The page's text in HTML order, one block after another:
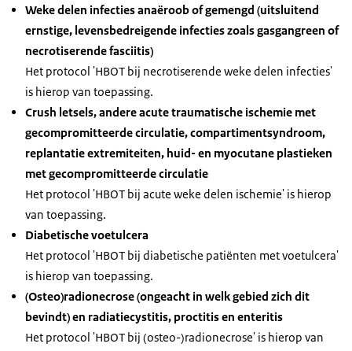
Weke delen infecties anaëroob of gemengd (uitsluitend
ernstige, levensbedreigende infecties zoals gasgangreen of
necrotiserende fasciitis)
Het protocol 'HBOT bij necrotiserende weke delen infecties'
is hierop van toepassing.
Crush letsels, andere acute traumatische ischemie met
gecompromitteerde circulatie, compartimentsyndroom,
replantatie extremiteiten, huid- en myocutane plastieken
met gecompromitteerde circulatie
Het protocol 'HBOT bij acute weke delen ischemie' is hierop
van toepassing.
Diabetische voetulcera
Het protocol 'HBOT bij diabetische patiënten met voetulcera'
is hierop van toepassing.
(Osteo)radionecrose (ongeacht in welk gebied zich dit
bevindt) en radiatiecystitis, proctitis en enteritis
Het protocol 'HBOT bij (osteo-)radionecrose' is hierop van